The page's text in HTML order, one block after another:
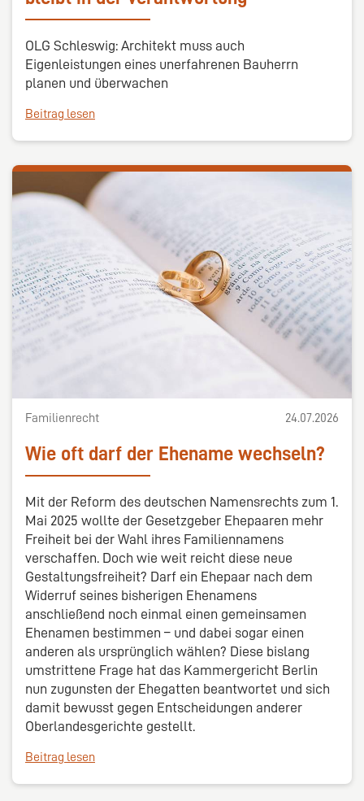
OLG Schleswig: Architekt muss auch
Eigenleistungen eines unerfahrenen Bauherrn
planen und überwachen
Beitrag lesen
Familienrecht 24.07.2026
Wie oft darf der Ehename wechseln?
Mit der Reform des deutschen Namensrechts zum 1.
Mai 2025 wollte der Gesetzgeber Ehepaaren mehr
Freiheit bei der Wahl ihres Familiennamens
verschaffen. Doch wie weit reicht diese neue
Gestaltungsfreiheit? Darf ein Ehepaar nach dem
Widerruf seines bisherigen Ehenamens
anschließend noch einmal einen gemeinsamen
Ehenamen bestimmen – und dabei sogar einen
anderen als ursprünglich wählen? Diese bislang
umstrittene Frage hat das Kammergericht Berlin
nun zugunsten der Ehegatten beantwortet und sich
damit bewusst gegen Entscheidungen anderer
Oberlandesgerichte gestellt.
Beitrag lesen